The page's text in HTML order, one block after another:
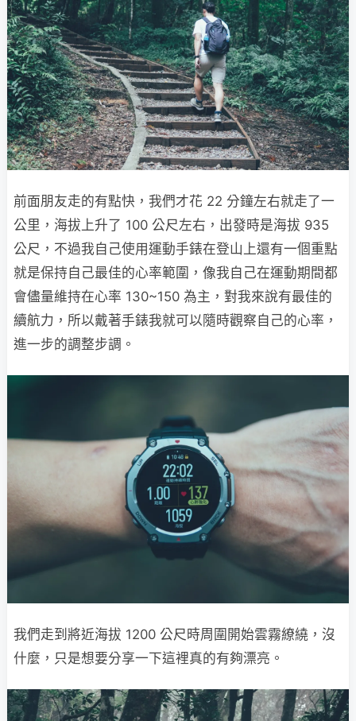
前面朋友走的有點快，我們才花 22 分鐘左右就走了一
公里，海拔上升了 100 公尺左右，出發時是海拔 935
公尺，不過我自己使用運動手錶在登山上還有一個重點
就是保持自己最佳的心率範圍，像我自己在運動期間都
會儘量維持在心率 130~150 為主，對我來說有最佳的
續航力，所以戴著手錶我就可以隨時觀察自己的心率，
進一步的調整步調。
我們走到將近海拔 1200 公尺時周圍開始雲霧繚繞，沒
什麼，只是想要分享一下這裡真的有夠漂亮。